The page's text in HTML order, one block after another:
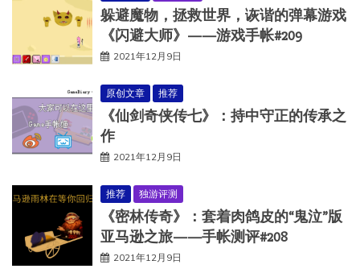
躲避魔物，拯救世界，诙谐的弹幕游戏
《闪避大师》——游戏手帐#209
2021年12月9日
原创文章 推荐
《仙剑奇侠传七》：持中守正的传承之
作
2021年12月9日
推荐 独游评测
《密林传奇》：套着肉鸽皮的“鬼泣”版
亚马逊之旅——手帐测评#208
2021年12月9日